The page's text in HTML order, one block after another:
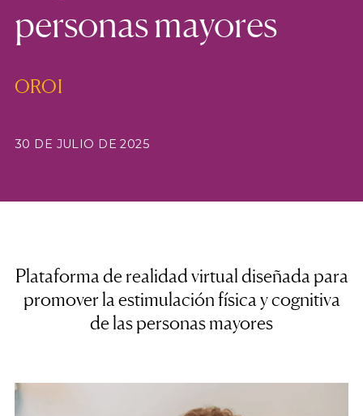
personas mayores
OROI
30 DE JULIO DE 2025
Plataforma de realidad virtual diseñada para
promover la estimulación física y cognitiva
de las personas mayores